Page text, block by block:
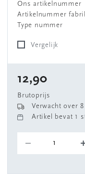
Ons artikelnummer
Artikelnummer
Type nummer
Vergelijk
12,90
Brutoprijs
Verwacht over
Artikel bevat 1